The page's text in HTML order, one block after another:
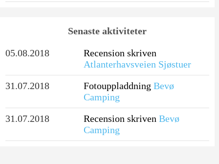
Senaste aktiviteter
05.08.2018
Recension skriven
Atlanterhavsveien Sjøstuer
31.07.2018
Fotouppladdning Bevø
Camping
31.07.2018
Recension skriven Bevø
Camping